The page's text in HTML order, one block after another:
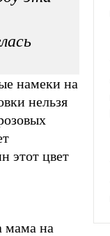
намеки на
нельзя
этот цвет
мама на